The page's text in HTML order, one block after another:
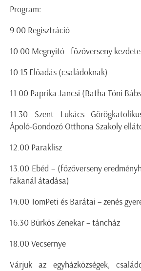
Program:
9.00 Regisztráció
10.00 Megnyitó - főzőverseny kezdete
10.15 Előadás (családoknak)
11.00 Paprika Jancsi (Batha Tóni
11.30 Szent Lukács
Ápoló-Gondozó Otthona Szakoly
12.00 Paraklisz
13.00 Ebéd – (főzőverseny
fakanál átadása)
14.00 TomPeti és Barátai – zenés
16.30 Bürkös Zenekar – táncház
18.00 Vecsernye
Várjuk az egyházközségek,